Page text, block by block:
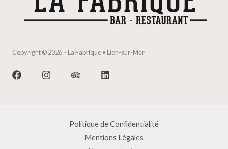
Copyright © 2026 - La Fabrique • Lion-sur-Mer
Politique de Confidentialité
Mentions Légales